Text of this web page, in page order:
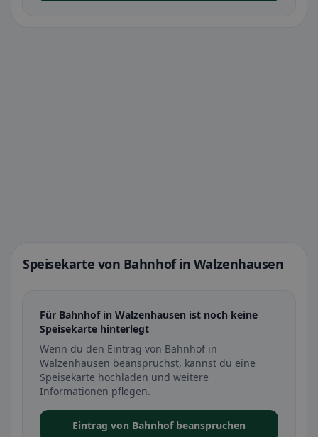
Speisekarte von Bahnhof in Walzenhausen
Für Bahnhof in Walzenhausen ist noch keine
Speisekarte hinterlegt
Wenn du den Eintrag von Bahnhof in
Walzenhausen beanspruchst, kannst du eine
Speisekarte hochladen und weitere
Informationen pflegen.
Eintrag von Bahnhof beanspruchen